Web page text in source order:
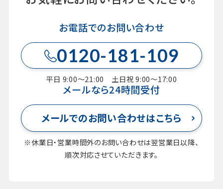
お電話でのお問い合わせ
0120-181-109
平日 9:00～21:00 土日祝 9:00～17:00
メールなら24時間受付
メールでのお問い合わせはこちら
※休業日・営業時間外のお問い合わせは翌営業日以降、
順次対応させていただきます。